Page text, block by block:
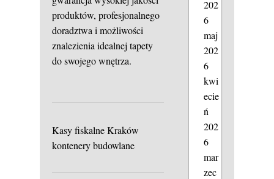
produktów, profesjonalnego
doradztwa i możliwości
znalezienia idealnej tapety
do swojego wnętrza.
Kasy fiskalne Kraków
kontenery budowlane
202
6
maj
202
6
kwi
ecie
ń
202
6
mar
zec